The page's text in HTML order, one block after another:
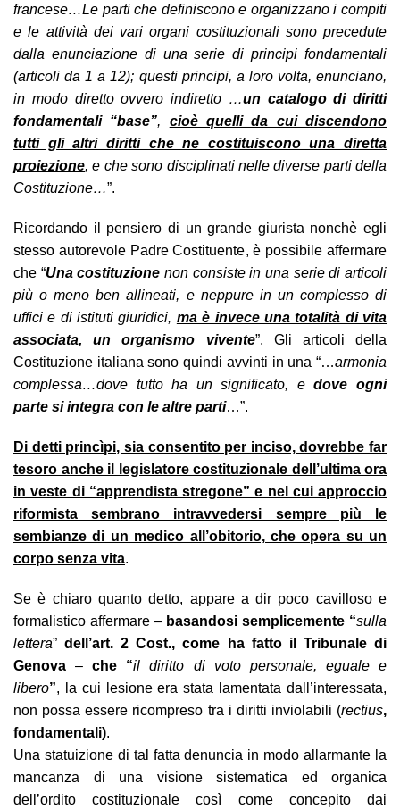
francese…Le parti che definiscono e organizzano i compiti
e le attività dei vari organi costituzionali sono precedute
dalla enunciazione di una serie di principi fondamentali
(articoli da 1 a 12); questi principi, a loro volta, enunciano,
in modo diretto ovvero indiretto …un catalogo di diritti
fondamentali “base”, cioè quelli da cui discendono
tutti gli altri diritti che ne costituiscono una diretta
proiezione, e che sono disciplinati nelle diverse parti della
Costituzione…”.
Ricordando il pensiero di un grande giurista nonchè egli
stesso autorevole Padre Costituente, è possibile affermare
che “Una costituzionenon consiste in una serie di articoli
più o meno ben allineati, e neppure in un complesso di
uffici e di istituti giuridici, ma è invece una totalità di vita
associata, un organismo vivente”. Gli articoli della
Costituzione italiana sono quindi avvinti in una “…armonia
complessa…dove tutto ha un significato, edove ogni
parte si integra con le altre parti…”.
Di detti princìpi, sia consentito per inciso, dovrebbe far
tesoro anche il legislatore costituzionale dell’ultima ora
in veste di “apprendista stregone” e nel cui approccio
riformista sembrano intravvedersi sempre più le
sembianze di un medico all’obitorio, che opera su un
corpo senza vita.
Se è chiaro quanto detto, appare a dir poco cavilloso e
formalistico affermare – basandosi semplicemente “sulla
lettera”dell’art. 2 Cost., come ha fatto il Tribunale di
Genova–che “il diritto di voto personale, eguale e
libero”, la cui lesione era stata lamentata dall’interessata,
non possa essere ricompreso tra i diritti inviolabili (rectius,
fondamentali).
Una statuizione di tal fatta denuncia in modo allarmante la
mancanza di una visione sistematica ed organica
dell’ordito costituzionale così come concepito dai